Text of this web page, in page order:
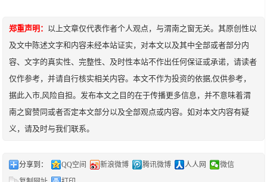
郑重声明：
以上文章仅代表作者个人观点，与渭南之窗无关。其原创性以
及文中陈述文字和内容未经本站证实，对本文以及其中全部或者部分内
容、文字的真实性、完整性、及时性本站不作出任何保证或承诺，请读者
仅作参考，并请自行核实相关内容。本文不作为投资的依据,仅供参考，
据此入市,风险自担。发布本文之目的在于传播更多信息，并不意味着渭
南之窗赞同或者否定本文部分以及全部观点或内容。如对本文内容有疑
义，请及时与我们联系。
分享到： QQ空间 新浪微博 腾讯微博 人人网
微信